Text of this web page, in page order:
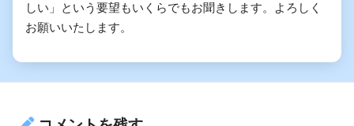
しい」という要望もいくらでもお聞きします。よろしく
お願いいたします。